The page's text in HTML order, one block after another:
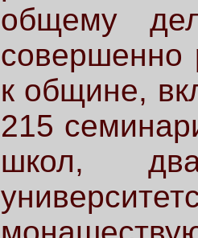
общему
к общине,
215
школ,